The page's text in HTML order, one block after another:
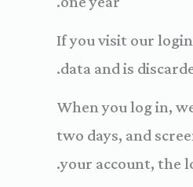
If you visit our
data and is
When you log in,
two days, and
your account, the